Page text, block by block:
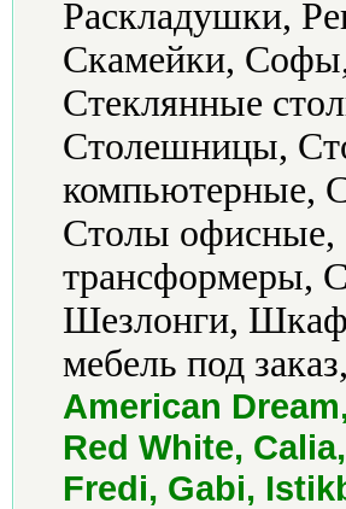
Раскладушки,
Скамейки,
Стеклянные
Столешницы,
компьютерные,
Столы
трансформеры,
Шезлонги,
мебель под
American
Red White,
Fredi, Gabi,